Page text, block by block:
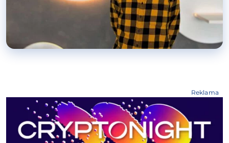
Reklama